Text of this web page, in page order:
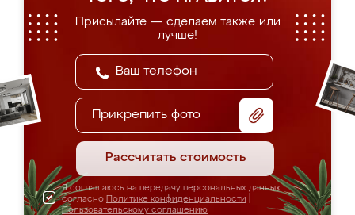
Присылайте — сделаем также или
лучше!
Прикрепить фото
Рассчитать стоимость
Я соглашаюсь на передачу персональных данных
согласно Политике конфиденциальности
Пользовательскому соглашению